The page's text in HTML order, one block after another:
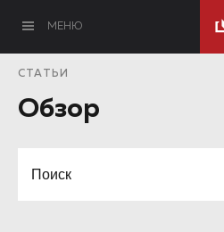
МЕНЮ
СТАТЬИ
Обзор